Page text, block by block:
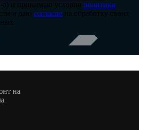
а) и принимаю условия политики
и даю согласие на обработку своих
на